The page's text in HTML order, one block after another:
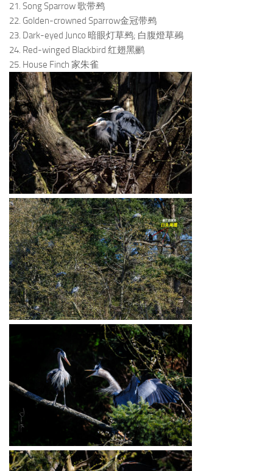
21. Song Sparrow 歌带鹀
22. Golden-crowned Sparrow金冠带鹀
23. Dark-eyed Junco 暗眼灯草鹀; 白腹燈草鵐
24. Red-winged Blackbird 红翅黑鹂
25. House Finch 家朱雀